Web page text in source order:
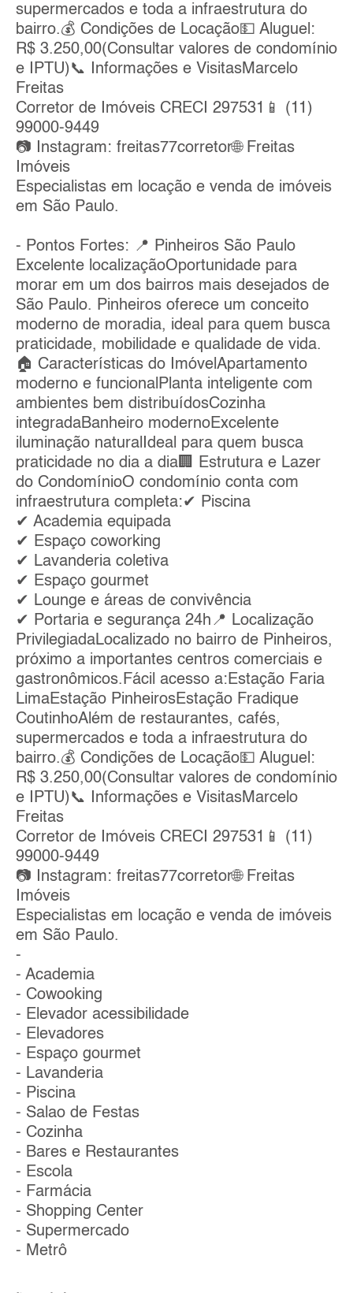
supermercados e toda a infraestrutura do
bairro.💰 Condições de Locação💵 Aluguel:
R$ 3.250,00(Consultar valores de condomínio
e IPTU)📞 Informações e VisitasMarcelo
Freitas
Corretor de Imóveis CRECI 297531📱 (11)
99000-9449
📷 Instagram: freitas77corretor🌐 Freitas
Imóveis
Especialistas em locação e venda de imóveis
em São Paulo.
- Pontos Fortes: 📍 Pinheiros São Paulo
Excelente localizaçãoOportunidade para
morar em um dos bairros mais desejados de
São Paulo. Pinheiros oferece um conceito
moderno de moradia, ideal para quem busca
praticidade, mobilidade e qualidade de vida.
🏠 Características do ImóvelApartamento
moderno e funcionalPlanta inteligente com
ambientes bem distribuídosCozinha
integradaBanheiro modernoExcelente
iluminação naturalIdeal para quem busca
praticidade no dia a dia🏢 Estrutura e Lazer
do CondomínioO condomínio conta com
infraestrutura completa:✔ Piscina
✔ Academia equipada
✔ Espaço coworking
✔ Lavanderia coletiva
✔ Espaço gourmet
✔ Lounge e áreas de convivência
✔ Portaria e segurança 24h📍 Localização
PrivilegiadaLocalizado no bairro de Pinheiros,
próximo a importantes centros comerciais e
gastronômicos.Fácil acesso a:Estação Faria
LimaEstação PinheirosEstação Fradique
CoutinhoAlém de restaurantes, cafés,
supermercados e toda a infraestrutura do
bairro.💰 Condições de Locação💵 Aluguel:
R$ 3.250,00(Consultar valores de condomínio
e IPTU)📞 Informações e VisitasMarcelo
Freitas
Corretor de Imóveis CRECI 297531📱 (11)
99000-9449
📷 Instagram: freitas77corretor🌐 Freitas
Imóveis
Especialistas em locação e venda de imóveis
em São Paulo.
-
- Academia
- Cowooking
- Elevador acessibilidade
- Elevadores
- Espaço gourmet
- Lavanderia
- Piscina
- Salao de Festas
- Cozinha
- Bares e Restaurantes
- Escola
- Farmácia
- Shopping Center
- Supermercado
- Metrô